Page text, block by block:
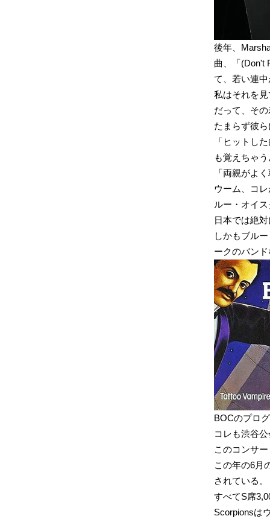
後年、
曲、「(Don't
て、若い連
私はそれを
だって、そ
たまらず彼
「ヒットし
も覚えちゃ
「両親がよ
ウーム、コ
ルー・オイ
日本では絶
しかもブル
ークのバン
BOCのプロ
コレも渋谷
このコンサ
この年の6月
されている。
すべてS席
Scorpionsは